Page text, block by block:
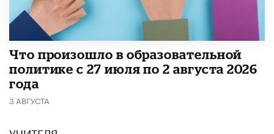
​Что произошло в образовательной
политике с 27 июля по 2 августа 2026
года
3 АВГУСТА